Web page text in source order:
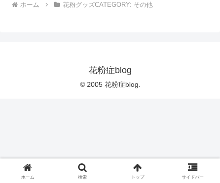
ホーム 花粉グッズCATEGORY: その他
花粉症blog
© 2005 花粉症blog.
ホーム 検索 トップ サイドバー